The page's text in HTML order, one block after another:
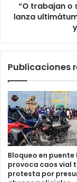
ultimátum
en
y
“O trabajan o
lanza
Publicaciones
Bloqueo en puente
provoca caos vial
protesta por